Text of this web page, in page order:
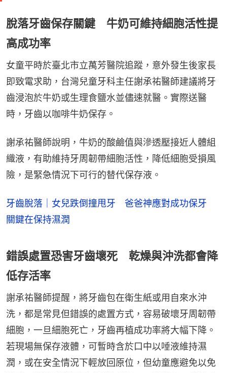
脫落牙齒保存關鍵 牛奶可維持細胞活性提
高成功率
女童平時於臺北市立萬芳醫院追蹤，意外發生後家長
即致電求助，台灣兒童牙科主任謝承祐醫師建議將牙
齒浸泡於牛奶或生理食鹽水並儘速就醫。實際送醫
時，牙齒以咖啡牛奶保存。
謝承祐醫師說明，牛奶的酸鹼值與滲透壓接近人體組
織液，有助維持牙周韌帶細胞活性，降低細胞受損風
險，是緊急情況下可行的替代保存液。
牙齒脫落｜女兒跌倒撞甩牙 爸爸神應對成功保牙
關鍵在保持濕潤
錯誤處置恐害牙齒壞死 乾燥與沖洗都會降
低存活率
謝承祐醫師提醒，將牙齒包在衛生紙或用自來水沖
洗，都是常見但錯誤的處置方式，容易破壞牙周韌帶
細胞，一旦細胞死亡，牙齒再植成功率將大幅下降。
若現場無保存液體，可暫時含於口中以唾液維持濕
潤，或在安全情況下輕放回原位，但幼童應避免以免